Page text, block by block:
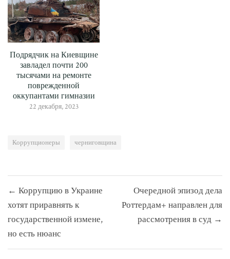
Подрядчик на Киевщине
завладел почти 200
тысячами на ремонте
поврежденной
оккупантами гимназии
22 декабря, 2023
Коррупционеры черниговщина
по
записям
← Коррупцию в Украине
хотят приравнять к
государственной измене,
но есть нюанс
Очередной эпизод дела
Роттердам+ направлен для
рассмотрения в суд →